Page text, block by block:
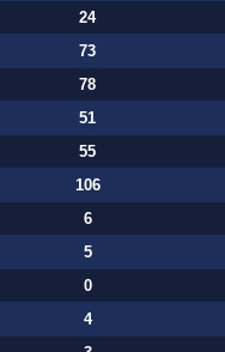
24
73
78
51
55
106
6
5
0
4